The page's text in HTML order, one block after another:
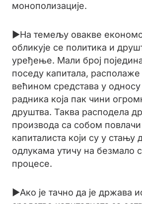
монополизације.
►На темељу овакве
обликује се политика и
уређење. Мали број
поседу капитала,
већином средстава у
радника која пак чини
друштва. Таква расподела
производа са собом
капиталиста који су у стању
одлукама утичу на безмало
процесе.
►Ако је тачно да је држава